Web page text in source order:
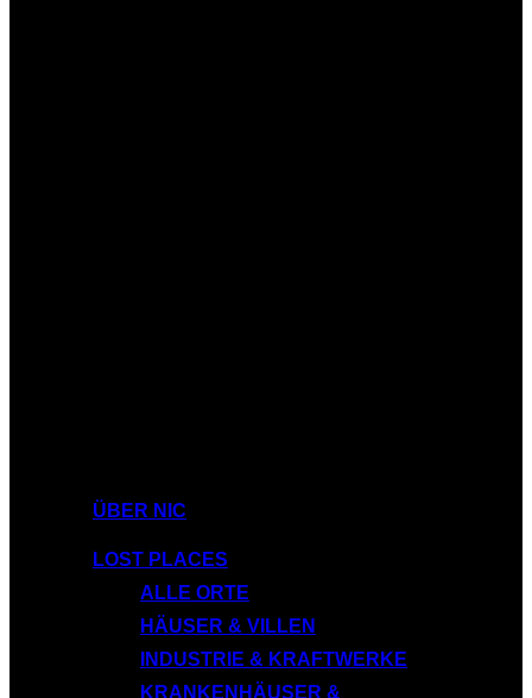
ÜBER NIC
LOST PLACES
ALLE ORTE
HÄUSER & VILLEN
INDUSTRIE & KRAFTWERKE
KRANKENHÄUSER &